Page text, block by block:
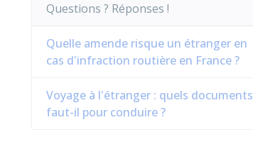
Questions ? Réponses !
Quelle amende risque un étranger en
cas d'infraction routière en France ?
Voyage à l'étranger : quels documents
faut-il pour conduire ?